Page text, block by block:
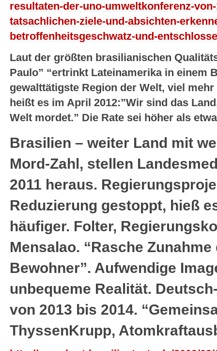
resultaten-der-uno-umweltkonferenz-
tatsachlichen-ziele-und-absichten-
betroffenheitsgeschwatz-und-
Laut der größten brasilianischen
Paulo” “ertrinkt Lateinamerika in einem
gewalttätigste Region der Welt, viel
heißt es im April 2012:”Wir sind das
Welt mordet.” Die Rate sei höher als
Brasilien – weiter Land mit
Mord-Zahl, stellen
2011 heraus.
Reduzierung gestoppt, hieß
häufiger. Folter,
Mensalao. “Rasche
Bewohner”. Aufwendige
unbequeme Realität.
von 2013 bis 2014.
ThyssenKrupp,